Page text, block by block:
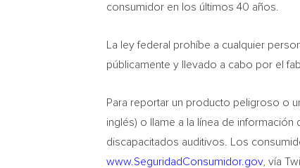
consumidor en los últimos 40 años.
La ley federal prohíbe a cualquier
públicamente y llevado a cabo por el
Para reportar un producto peligroso o
inglés) o llame a la línea de
discapacitados auditivos. Los
www.SeguridadConsumidor.gov, vía